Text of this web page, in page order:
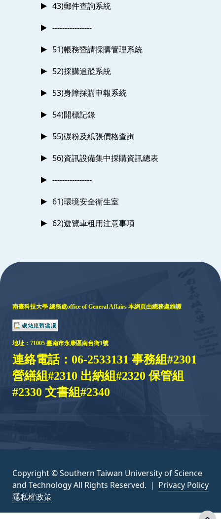
43)郵件查詢系統
----------------
51)帳務暨請採購管理系統
52)採購追蹤系統
53)身障採購申報系統
54)開標記錄
55)碳粉及紙張價格查詢
56)資訊設備集中採購資訊總表
----------------
61)環境安全衛生室
62)遊覽車租用注意事項
南臺科技大學 總務處office of General Affairs 本網頁由總務處維護
地址： 71005 臺南市永康區南台街1號
連絡電話：06-2533131 事務組#2301
營繕組#2310 出納組#2320 保管組
#2330 文書組#2340
Copyright © Southern Taiwan University of Science
and Technology All Rights Reserved. ｜ Privacy Policy
隱私權政策